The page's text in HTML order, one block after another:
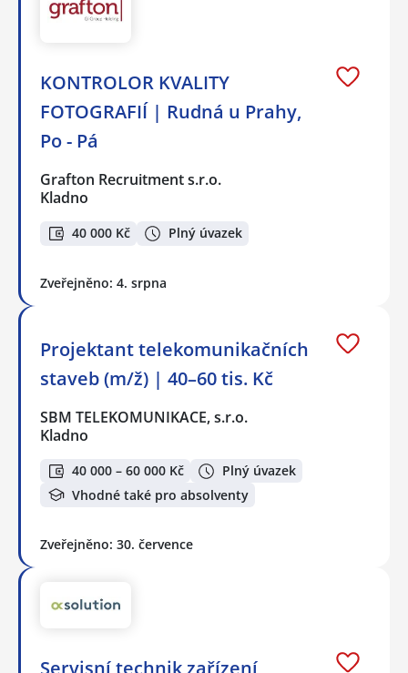
KONTROLOR KVALITY
FOTOGRAFIÍ | Rudná u Prahy,
Po - Pá
Grafton Recruitment s.r.o.
Kladno
40 000 Kč Plný úvazek
Zveřejněno: 4. srpna
Projektant telekomunikačních
staveb (m/ž) | 40–60 tis. Kč
SBM TELEKOMUNIKACE, s.r.o.
Kladno
40 000 – 60 000 Kč
Plný úvazek
Vhodné také pro absolventy
Zveřejněno: 30. července